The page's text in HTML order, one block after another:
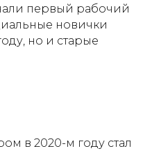
первый рабочий
новички
но и старые
в 2020-м году стал